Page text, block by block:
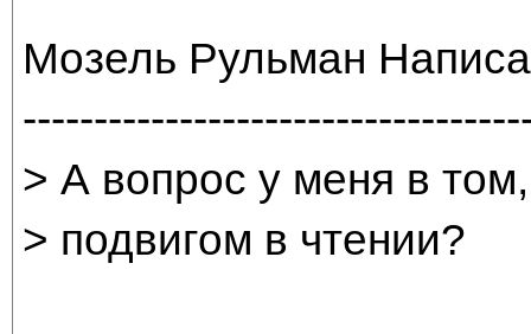
Мозель Рульман
> А вопрос у меня в
> подвигом в чтении?